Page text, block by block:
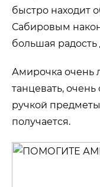
быстро находит
Сабировым
большая
Амирочка очень
танцевать,
ручкой
получается.